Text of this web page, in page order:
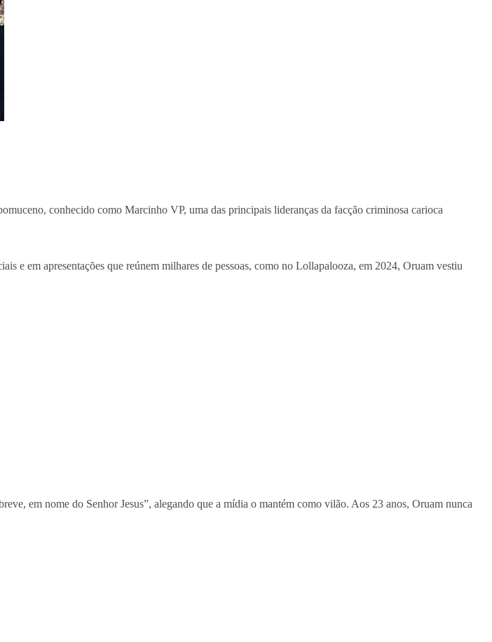
conhecido como Marcinho VP, uma das principais lideranças da facção criminosa carioca
e em apresentações que reúnem milhares de pessoas, como no Lollapalooza, em 2024, Oruam vestiu
em nome do Senhor Jesus”, alegando que a mídia o mantém como vilão. Aos 23 anos, Oruam nunca